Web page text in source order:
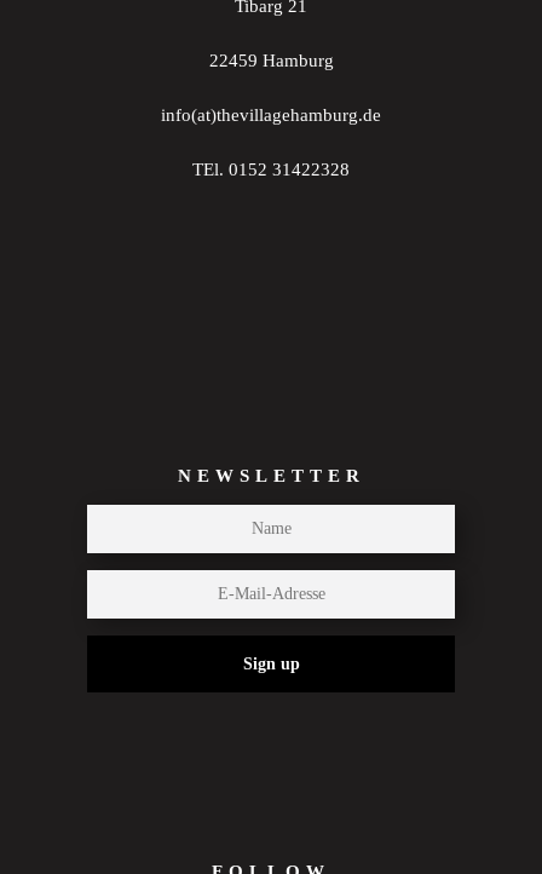
Tibarg 21
22459 Hamburg
info(at)thevillagehamburg.de
TEl. 0152 31422328
NEWSLETTER
Sign up